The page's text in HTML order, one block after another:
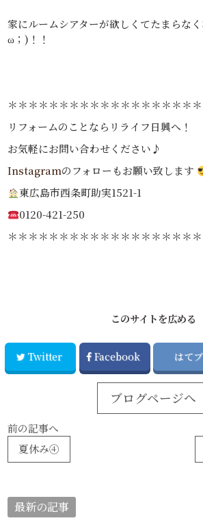
家にルームシアターが欲しくてたまらなく
ω；)！！
＊＊＊＊＊＊＊＊＊＊＊＊＊＊＊＊＊＊
リフォームのことならリライフ日興へ！
お気軽にお問い合わせください♪
Instagramのフォローもお願い致します
東広島市西条町助実1521-1
0120-421-250
＊＊＊＊＊＊＊＊＊＊＊＊＊＊＊＊＊＊
このサイトを広める
Twitter Facebook はてブ
ブログページへ
前の記事へ
夏休み④
最新の記事